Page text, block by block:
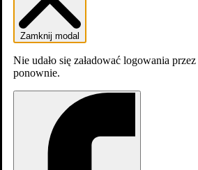
Zdjęcia
26 Zamknij modal
Nie udało się załadować logowania
ponownie.